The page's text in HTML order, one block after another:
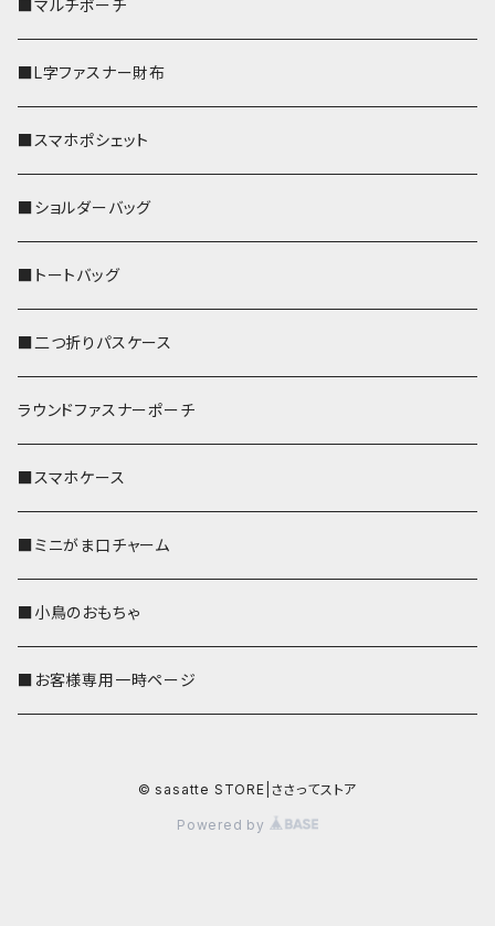
■マルチポーチ
■L字ファスナー財布
■スマホポシェット
■ショルダーバッグ
■トートバッグ
■二つ折りパスケース
ラウンドファスナーポーチ
■スマホケース
■ミニがま口チャーム
■小鳥のおもちゃ
■お客様専用一時ページ
© sasatte STORE|ささってストア
Powered by